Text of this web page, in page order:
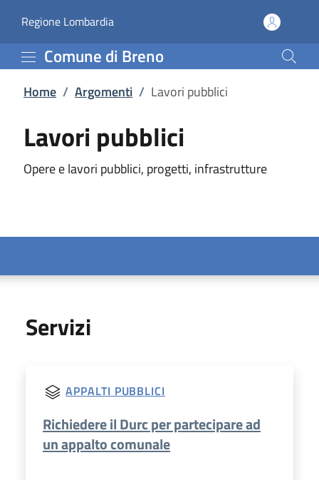
Lavori pubblici |
Regione Lombardia(apre in un'altra scheda).
Comune di Breno
Home / Argomenti / Lavori pubblici
Lavori pubblici
Opere e lavori pubblici, progetti, infrastrutture
Servizi
APPALTI PUBBLICI
Richiedere il Durc per partecipare ad
un appalto comunale